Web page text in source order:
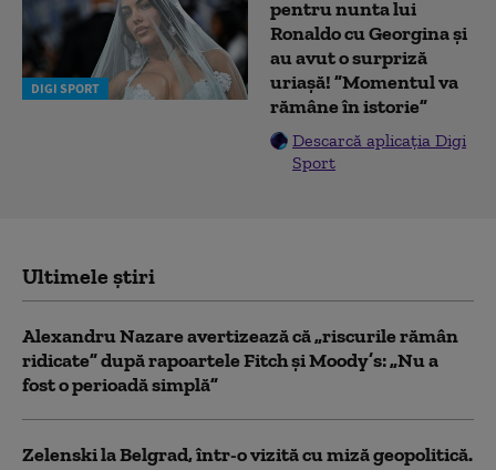
DIGI SPORT
pentru nunta lui
Ronaldo cu Georgina și
au avut o surpriză
uriașă! ”Momentul va
rămâne în istorie”
Descarcă aplicația Digi
Sport
Ultimele știri
Alexandru Nazare avertizează că „riscurile rămân
ridicate” după rapoartele Fitch și Moody’s: „Nu a
fost o perioadă simplă”
Zelenski la Belgrad, într-o vizită cu miză geopolitică.